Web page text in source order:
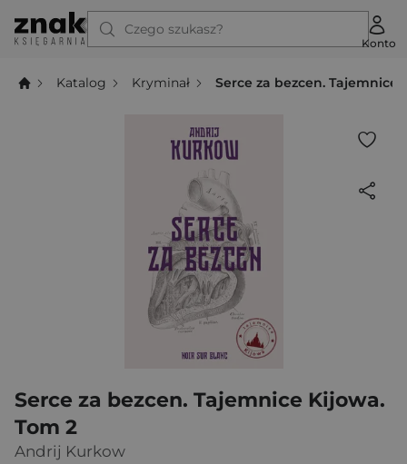
Czego szukasz?
Konto
Katalog Kryminał Serce za bezcen. Tajemnice
Serce za bezcen. Tajemnice Kijowa.
Tom 2
Andrij Kurkow